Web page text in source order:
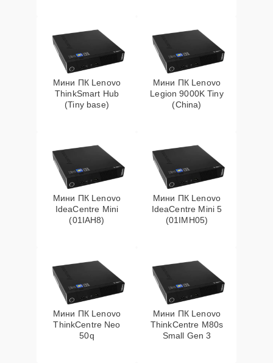
Мини ПК Lenovo
ThinkSmart Hub
(Tiny base)
Мини ПК Lenovo
Legion 9000K Tiny
(China)
Мини ПК Lenovo
IdeaCentre Mini
(01IAH8)
Мини ПК Lenovo
IdeaCentre Mini 5
(01IMH05)
Мини ПК Lenovo
ThinkCentre Neo
50q
Мини ПК Lenovo
ThinkCentre M80s
Small Gen 3